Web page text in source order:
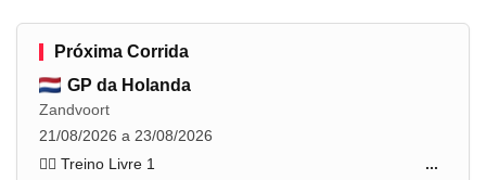
Próxima Corrida
GP da Holanda
Zandvoort
21/08/2026 a 23/08/2026
🏋️‍♂️ Treino Livre 1
...